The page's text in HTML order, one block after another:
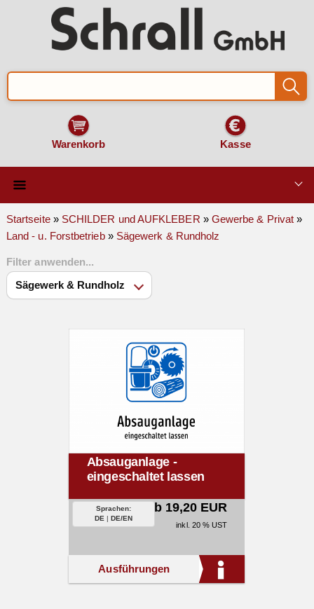
Warenkorb Kasse
Qualität & Technik
VERKEHRSZEICHEN
Startseite» SCHILDER und AUFKLEBER » Gewerbe & Privat »
Land - u. Forstbetrieb» Sägewerk & Rundholz
Filter anwenden...
Absauganlage -
eingeschaltet lassen
Sprachen:
DE | DE/EN
ab 19,20 EUR
inkl. 20 % UST
Ausführungen